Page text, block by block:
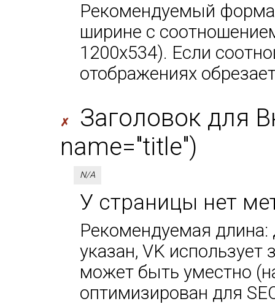
Рекомендуемый
ширине с
1200х534). Если
отображениях
✗
Заголовок для
name="title")
N/A
У страницы нет
Рекомендуемая длина:
указан, VK использует
может быть уместно
оптимизирован для